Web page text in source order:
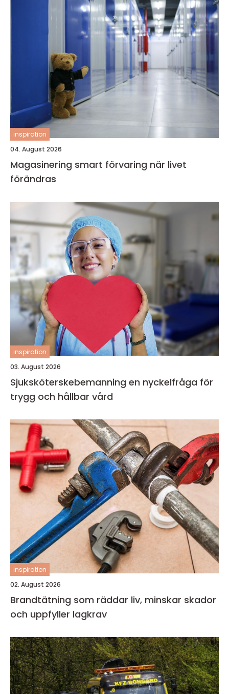
inspiration
04. August 2026
Magasinering smart förvaring när livet
förändras
inspiration
03. August 2026
Sjuksköterskebemanning en nyckelfråga för
trygg och hållbar vård
inspiration
02. August 2026
Brandtätning som räddar liv, minskar skador
och uppfyller lagkrav